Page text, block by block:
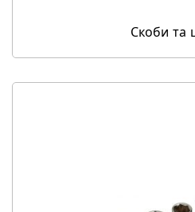
Скоби та